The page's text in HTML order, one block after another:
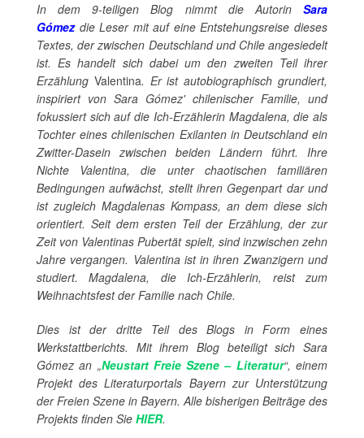
In dem 9-teiligen Blog nimmt die Autorin Sara
Gómezdie Leser mit auf eine Entstehungsreise dieses
Textes, der zwischen Deutschland und Chile angesiedelt
ist. Es handelt sich dabei um den zweiten Teil ihrer
Erzählung Valentina. Er ist autobiographisch grundiert,
inspiriert von Sara Gómez' chilenischer Familie, und
fokussiert sich auf die Ich-Erzählerin Magdalena, die als
Tochter eines chilenischen Exilanten in Deutschland ein
Zwitter-Dasein zwischen beiden Ländern führt. Ihre
Nichte Valentina, die unter chaotischen familiären
Bedingungen aufwächst, stellt ihren Gegenpart dar und
ist zugleich Magdalenas Kompass, an dem diese sich
orientiert. Seit dem ersten Teil der Erzählung, der zur
Zeit von Valentinas Pubertät spielt, sind inzwischen zehn
Jahre vergangen. Valentina ist in ihren Zwanzigern und
studiert. Magdalena, die Ich-Erzählerin, reist zum
Weihnachtsfest der Familie nach Chile.
Dies ist der dritte Teil des Blogs in Form eines
Werkstattberichts. Mit ihrem Blog beteiligt sich Sara
Gómez an „Neustart Freie Szene – Literatur“, einem
Projekt des Literaturportals Bayern zur Unterstützung
der Freien Szene in Bayern. Alle bisherigen Beiträge des
Projekts finden Sie HIER.